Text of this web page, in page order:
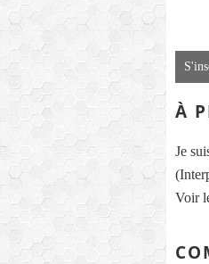
À
Je
Voir